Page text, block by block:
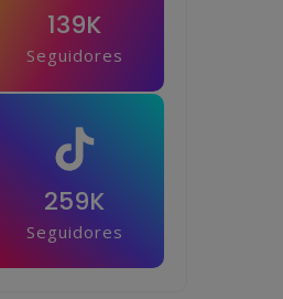
139K
Seguidores
259K
Seguidores